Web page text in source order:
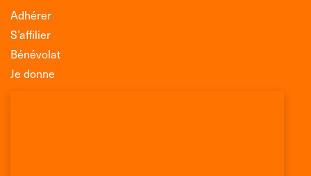
Adhérer
S’affilier
Bénévolat
Je donne